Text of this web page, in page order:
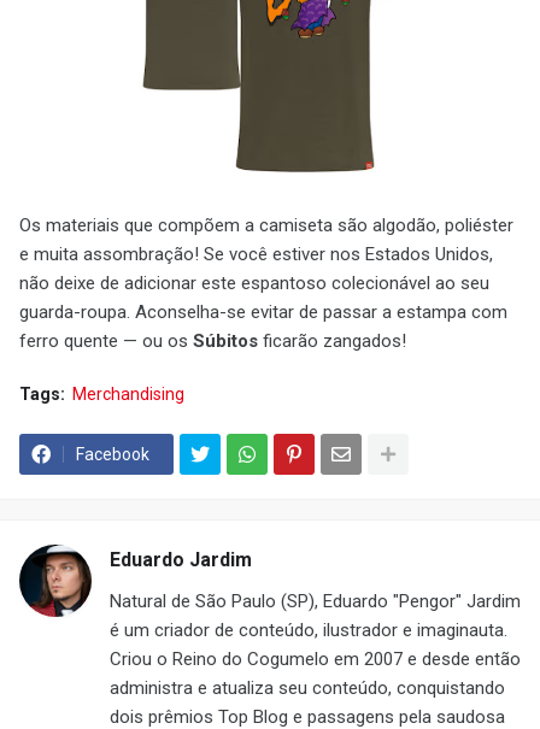
Os materiais que compõem a camiseta são algodão, poliéster
e muita assombração! Se você estiver nos Estados Unidos,
não deixe de adicionar este espantoso colecionável ao seu
guarda-roupa. Aconselha-se evitar de passar a estampa com
ferro quente — ou os Súbitos ficarão zangados!
Tags: Merchandising
Facebook
Eduardo Jardim
Natural de São Paulo (SP), Eduardo "Pengor" Jardim
é um criador de conteúdo, ilustrador e imaginauta.
Criou o Reino do Cogumelo em 2007 e desde então
administra e atualiza seu conteúdo, conquistando
dois prêmios Top Blog e passagens pela saudosa